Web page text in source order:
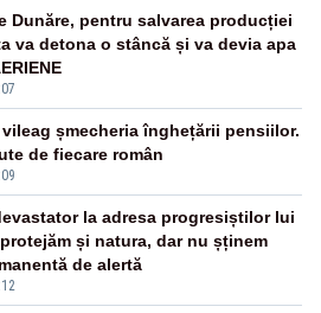
Dunăre, pentru salvarea producției
va detona o stâncă și va devia apa
șmecheria înghețării pensiilor.
de fiecare român
la adresa progresiștilor lui
și natura, dar nu șținem
de alertă